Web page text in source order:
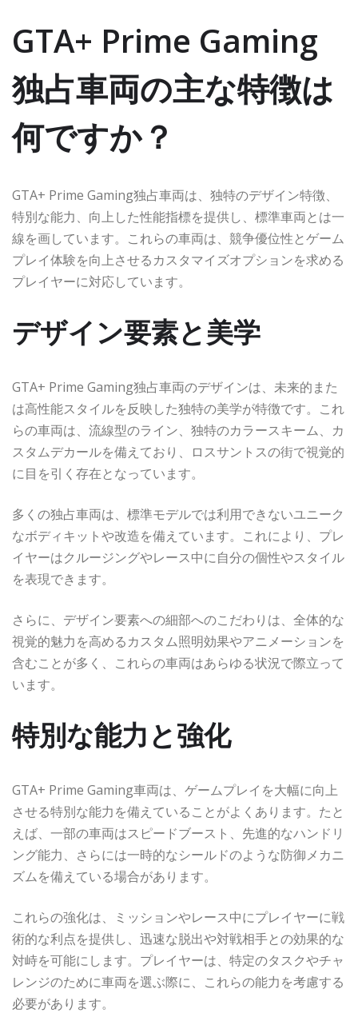
GTA+ Prime Gaming
独占車両の主な特徴は
何ですか？
GTA+ Prime Gaming独占車両は、独特のデザイン特徴、
特別な能力、向上した性能指標を提供し、標準車両とは一
線を画しています。これらの車両は、競争優位性とゲーム
プレイ体験を向上させるカスタマイズオプションを求める
プレイヤーに対応しています。
デザイン要素と美学
GTA+ Prime Gaming独占車両のデザインは、未来的また
は高性能スタイルを反映した独特の美学が特徴です。これ
らの車両は、流線型のライン、独特のカラースキーム、カ
スタムデカールを備えており、ロスサントスの街で視覚的
に目を引く存在となっています。
多くの独占車両は、標準モデルでは利用できないユニーク
なボディキットや改造を備えています。これにより、プレ
イヤーはクルージングやレース中に自分の個性やスタイル
を表現できます。
さらに、デザイン要素への細部へのこだわりは、全体的な
視覚的魅力を高めるカスタム照明効果やアニメーションを
含むことが多く、これらの車両はあらゆる状況で際立って
います。
特別な能力と強化
GTA+ Prime Gaming車両は、ゲームプレイを大幅に向上
させる特別な能力を備えていることがよくあります。たと
えば、一部の車両はスピードブースト、先進的なハンドリ
ング能力、さらには一時的なシールドのような防御メカニ
ズムを備えている場合があります。
これらの強化は、ミッションやレース中にプレイヤーに戦
術的な利点を提供し、迅速な脱出や対戦相手との効果的な
対峙を可能にします。プレイヤーは、特定のタスクやチャ
レンジのために車両を選ぶ際に、これらの能力を考慮する
必要があります。